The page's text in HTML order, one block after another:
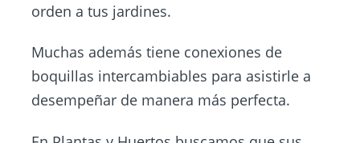
orden a tus jardines.
Muchas además tiene conexiones de
boquillas intercambiables para asistirle a
desempeñar de manera más perfecta.